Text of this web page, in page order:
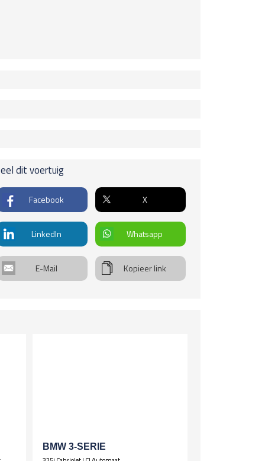
verstelbare spiegels, verwarmd
stuur
stuur
velgen 17 inch
geremd
dit voertuig
Facebook X
LinkedIn Whatsapp
E-Mail Kopieer link
BMW 3-SERIE